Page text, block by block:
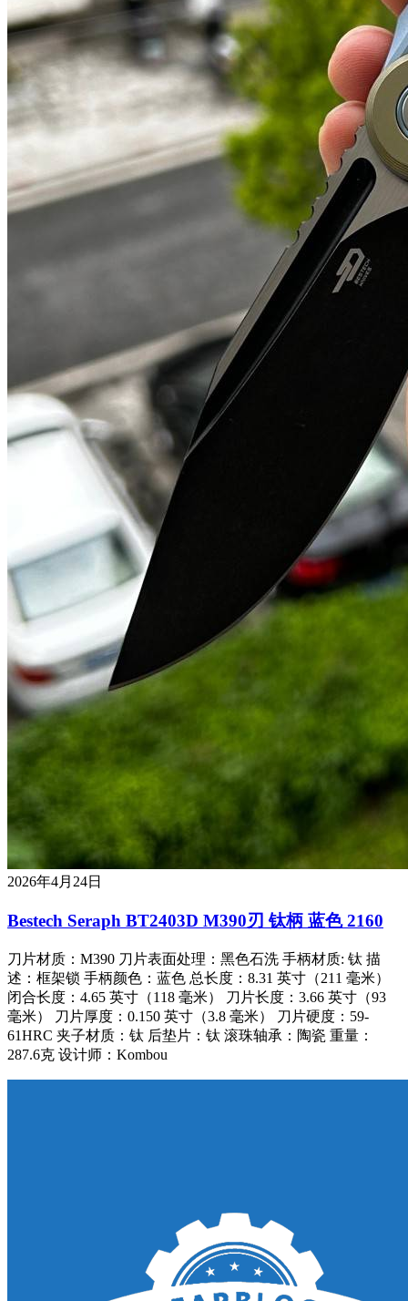
2026年4月24日
Bestech Seraph BT2403D M390刃 钛柄 蓝色 2160
刀片材质：M390 刀片表面处理：黑色石洗 手柄材质: 钛 描
述：框架锁 手柄颜色：蓝色 总长度：8.31 英寸（211 毫米）
闭合长度：4.65 英寸（118 毫米） 刀片长度：3.66 英寸（93
毫米） 刀片厚度：0.150 英寸（3.8 毫米） 刀片硬度：59-
61HRC 夹子材质：钛 后垫片：钛 滚珠轴承：陶瓷 重量：
287.6克 设计师：Kombou